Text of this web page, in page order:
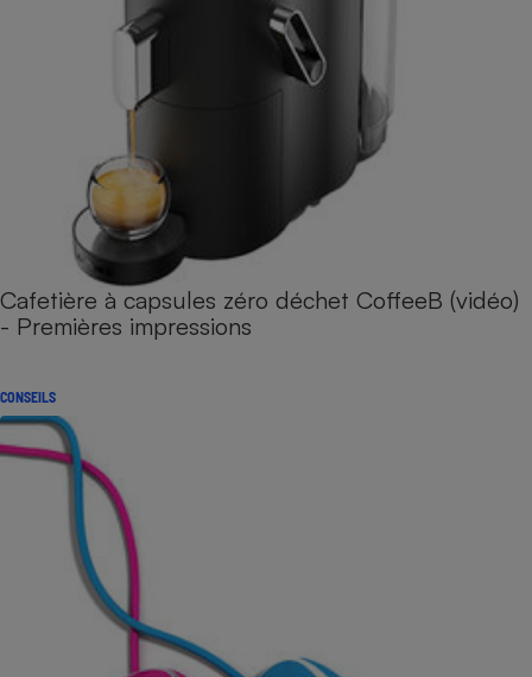
Cafetière à capsules zéro déchet CoffeeB (vidéo)
- Premières impressions
CONSEILS